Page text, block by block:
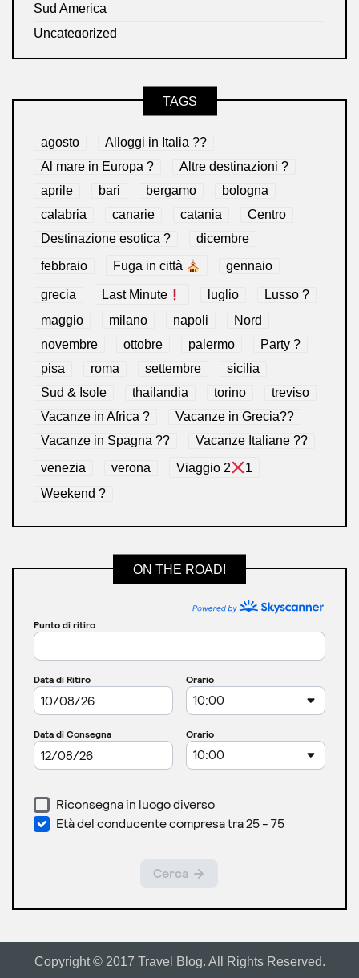
Sud America
Uncategorized
TAGS
agosto
Alloggi in Italia ??
Al mare in Europa ?️
Altre destinazioni ?
aprile
bari bergamo
bologna
calabria
canarie catania
Centro
Destinazione esotica ?
dicembre
febbraio Fuga in città gennaio
grecia Last Minute luglio
Lusso ?
maggio
milano napoli
Nord
novembre
ottobre palermo
Party ?
pisa
roma settembre
sicilia
Sud & Isole
thailandia torino
treviso
Vacanze in Africa ?
Vacanze in Grecia??
Vacanze in Spagna ??
Vacanze Italiane ??
venezia verona Viaggio 2
1
Weekend ?
ON THE ROAD!
Copyright © 2017 Travel Blog. All Rights Reserved.